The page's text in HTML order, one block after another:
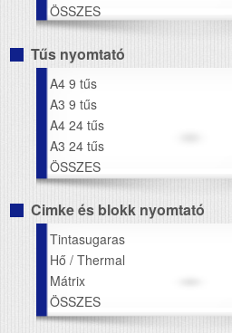
ÖSSZES
Tűs nyomtató
A4 9 tűs
A3 9 tűs
A4 24 tűs
A3 24 tűs
ÖSSZES
Cimke és blokk nyomtató
Tintasugaras
Hő / Thermal
Mátrix
ÖSSZES